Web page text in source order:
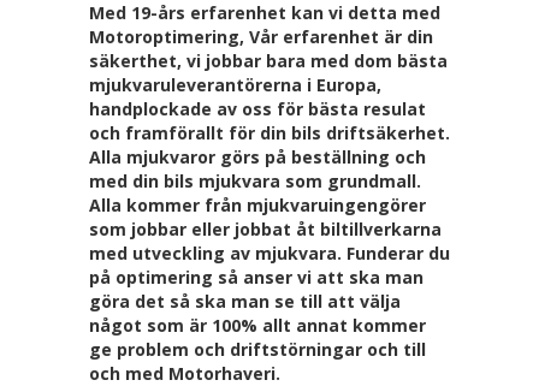
Med 19-års erfarenhet kan vi detta med
Motoroptimering, Vår erfarenhet är din
säkerthet, vi jobbar bara med dom bästa
mjukvaruleverantörerna i Europa,
handplockade av oss för bästa resulat
och framförallt för din bils driftsäkerhet.
Alla mjukvaror görs på beställning och
med din bils mjukvara som grundmall.
Alla kommer från mjukvaruingengörer
som jobbar eller jobbat åt biltillverkarna
med utveckling av mjukvara. Funderar du
på optimering så anser vi att ska man
göra det så ska man se till att välja
något som är 100% allt annat kommer
ge problem och driftstörningar och till
och med Motorhaveri.